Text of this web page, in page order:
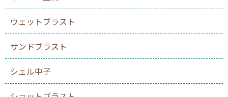
ウェットブラスト
サンドブラスト
シェル中子